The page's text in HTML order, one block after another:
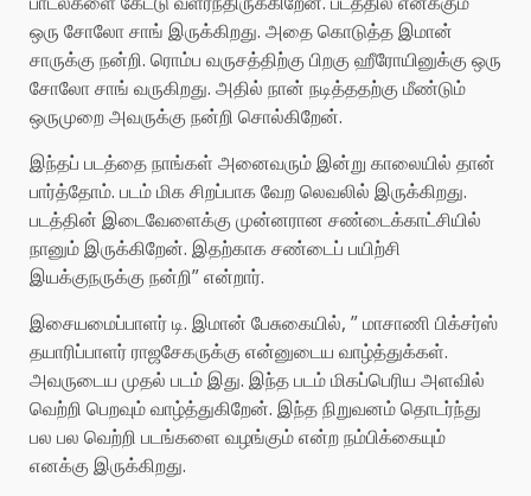
ஒரு சோலோ சாங் இருக்கிறது. அதை கொடுத்த இமான்
சாருக்கு நன்றி. ரொம்ப வருசத்திற்கு பிறகு ஹீரோயினுக்கு ஒரு
சோலோ சாங் வருகிறது. அதில் நான் நடித்ததற்கு மீண்டும்
ஒருமுறை அவருக்கு நன்றி சொல்கிறேன்.
இந்தப் படத்தை நாங்கள் அனைவரும் இன்று காலையில் தான்
பார்த்தோம். படம் மிக சிறப்பாக வேற லெவலில் இருக்கிறது.
படத்தின் இடைவேளைக்கு முன்னரான சண்டைக்காட்சியில்
நானும் இருக்கிறேன். இதற்காக சண்டைப் பயிற்சி
இயக்குநருக்கு நன்றி” என்றார்.
இசையமைப்பாளர் டி. இமான் பேசுகையில், ” மாசாணி பிக்சர்ஸ்
தயாரிப்பாளர் ராஜசேகருக்கு என்னுடைய வாழ்த்துக்கள்.
அவருடைய முதல் படம் இது. இந்த படம் மிகப்பெரிய அளவில்
வெற்றி பெறவும் வாழ்த்துகிறேன். இந்த நிறுவனம் தொடர்ந்து
பல பல வெற்றி படங்களை வழங்கும் என்ற நம்பிக்கையும்
எனக்கு இருக்கிறது.